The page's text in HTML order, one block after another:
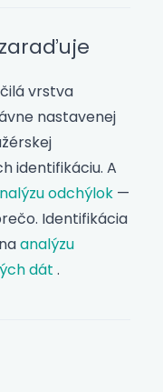
vrstva
nastavenej
identifikáciu. A
odchýlok —
Identifikácia
analýzu
dát .